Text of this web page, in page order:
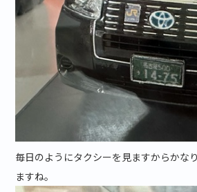
毎日のようにタクシーを見ますからかな
ますね。